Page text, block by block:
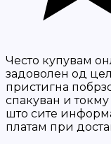
Често купувам
задоволен од
пристигна
спакуван и
што сите
платам при